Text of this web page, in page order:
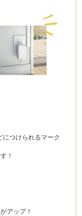
つけられるマーク
！
アップ！